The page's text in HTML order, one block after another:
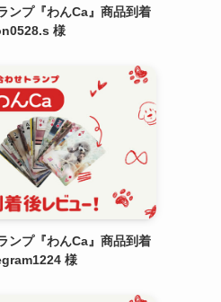
ンプ『わんCa』商品到着
様
ンプ『わんCa』商品到着
様